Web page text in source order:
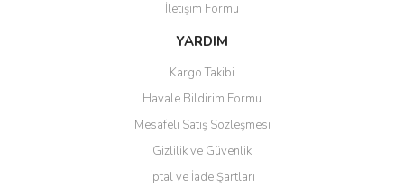
İletişim Formu
YARDIM
Kargo Takibi
Havale Bildirim Formu
Mesafeli Satış Sözleşmesi
Gizlilik ve Güvenlik
İptal ve İade Şartları